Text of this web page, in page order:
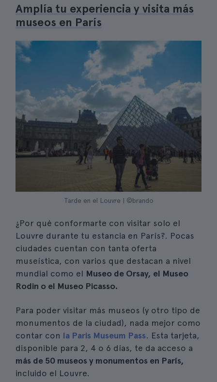
Amplía tu experiencia y visita más
museos en París
Tarde en el Louvre | ©brando
¿Por qué conformarte con visitar solo el
Louvre durante tu estancia en París?. Pocas
ciudades cuentan con tanta oferta
museística, con varios que destacan a nivel
mundial como el Museo de Orsay, el Museo
Rodin o el Museo Picasso.
Para poder visitar más museos (y otro tipo de
monumentos de la ciudad), nada mejor como
contar con la Paris Museum Pass. Esta tarjeta,
disponible para 2, 4 o 6 días, te da acceso a
más de 50 museos y monumentos en París,
incluido el Louvre.